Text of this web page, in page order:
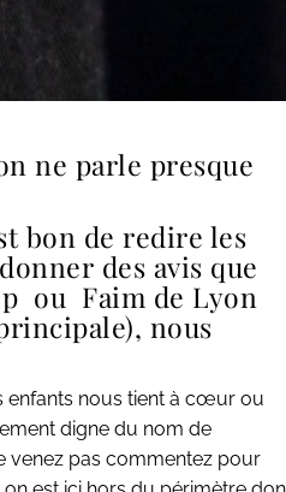
ne parle presque
bon de redire les
des avis que
ou Faim de Lyon
nous
enfants nous tient à cœur ou
digne du nom de
venez pas commentez pour